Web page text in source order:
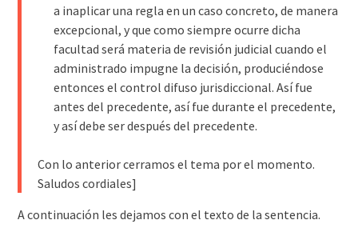
a inaplicar una regla en un caso concreto, de manera
excepcional, y que como siempre ocurre dicha
facultad será materia de revisión judicial cuando el
administrado impugne la decisión, produciéndose
entonces el control difuso jurisdiccional. Así fue
antes del precedente, así fue durante el precedente,
y así debe ser después del precedente.
Con lo anterior cerramos el tema por el momento.
Saludos cordiales]
A continuación les dejamos con el texto de la sentencia.